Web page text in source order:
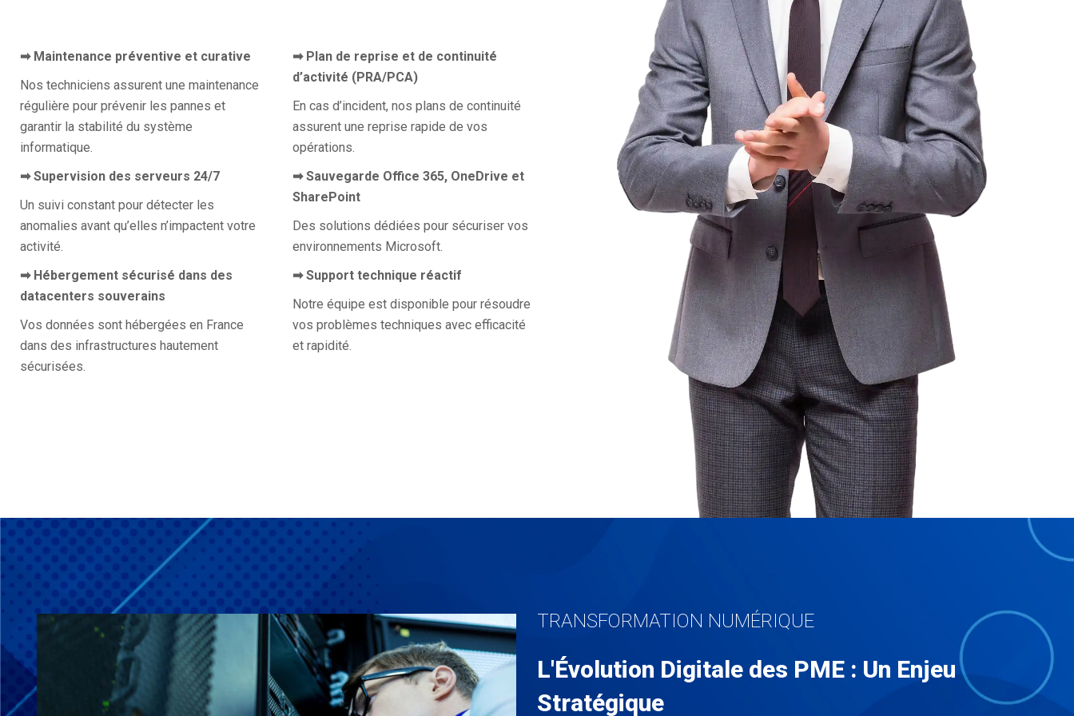
➡︎ Maintenance préventive et curative
Nos techniciens assurent une maintenance
régulière pour prévenir les pannes et
garantir la stabilité du système
informatique.
➡︎ Supervision des serveurs 24/7
Un suivi constant pour détecter les
anomalies avant qu’elles n’impactent votre
activité.
➡︎ Hébergement sécurisé dans des
datacenters souverains
Vos données sont hébergées en France
dans des infrastructures hautement
sécurisées.
➡︎ Plan de reprise et de continuité
d’activité (PRA/PCA)
En cas d’incident, nos plans de continuité
assurent une reprise rapide de vos
opérations.
➡︎ Sauvegarde Office 365, OneDrive et
SharePoint
Des solutions dédiées pour sécuriser vos
environnements Microsoft.
➡︎ Support technique réactif
Notre équipe est disponible pour résoudre
vos problèmes techniques avec efficacité
et rapidité.
TRANSFORMATION NUMÉRIQUE
L'Évolution Digitale des PME : Un Enjeu
Stratégique